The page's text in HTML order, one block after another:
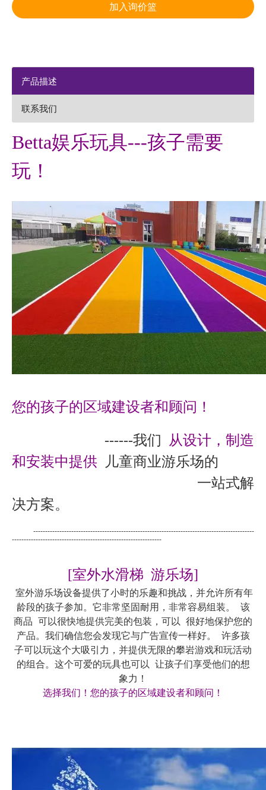
加入询价篮
产品描述
联系我们
Betta娱乐玩具---孩子需要
玩！
您的孩子的区域建设者和顾问！
------我们
从设计，制造
和安装中提供
儿童商业游乐场的
一站式解
决方案。
---------------------------------------------------------------------------------------------
---------------------------------------------------------------
[室外水滑梯 游乐场]
室外游乐场设备提供了小时的乐趣和挑战，并允许所有年
龄段的孩子参加。它非常坚固耐用，非常容易组装。 该
商品 可以很快地提供完美的包装，可以 很好地保护您的
产品。我们确信您会发现它与广告宣传一样好。 许多孩
子可以玩这个大吸引力，并提供无限的攀岩游戏和玩活动
的组合。这个可爱的玩具也可以 让孩子们享受他们的想
象力！
选择我们！您的孩子的区域建设者和顾问！